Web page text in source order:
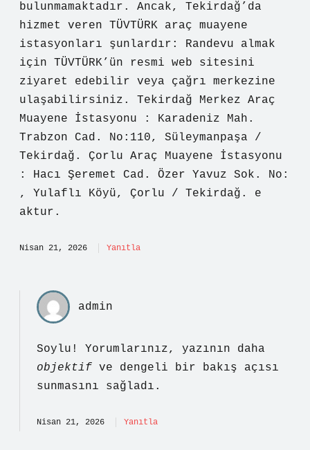
bulunmamaktadır. Ancak, Tekirdağ’da
hizmet veren TÜVTÜRK araç muayene
istasyonları şunlardır: Randevu almak
için TÜVTÜRK’ün resmi web sitesini
ziyaret edebilir veya çağrı merkezine
ulaşabilirsiniz. Tekirdağ Merkez Araç
Muayene İstasyonu : Karadeniz Mah.
Trabzon Cad. No:110, Süleymanpaşa /
Tekirdağ. Çorlu Araç Muayene İstasyonu
: Hacı Şeremet Cad. Özer Yavuz Sok. No:
, Yulaflı Köyü, Çorlu / Tekirdağ. e
aktur.
Nisan 21, 2026 Yanıtla
admin
Soylu! Yorumlarınız, yazının daha
objektif ve dengeli bir bakış açısı
sunmasını sağladı.
Nisan 21, 2026 Yanıtla